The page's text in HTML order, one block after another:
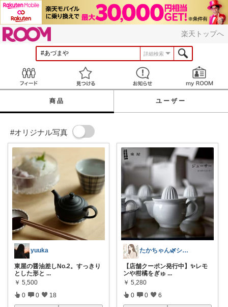
楽天トップへ
詳細検索
見つける お知らせ
商品 ユーザー
#オリジナル写真
yuuka
東屋の醤油差しNo.2。すっきり
とした形と ...
￥ 5,500
0 0 18
たかちゃん🌿シンプルで心地よい暮らし
【店舗クーポン発行中】✨レモ
ンや柑橘をぎゅ ...
￥ 5,280
0 0 6